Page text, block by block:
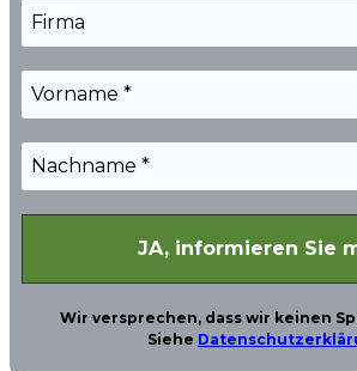
Wir versprechen, dass wir keinen
Siehe